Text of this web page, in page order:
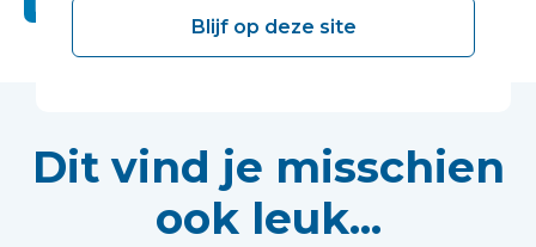
Dit vind je misschien
ook leuk...
Blijf op deze site